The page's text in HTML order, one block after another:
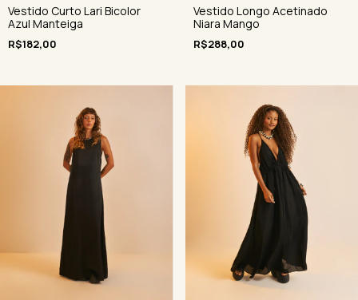
Vestido Curto Lari Bicolor
Azul Manteiga
R$182,00
Vestido Longo Acetinado
Niara Mango
R$288,00